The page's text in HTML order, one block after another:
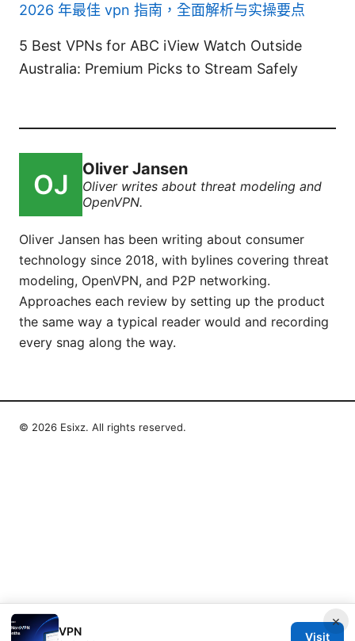
2026 年最佳 vpn 指南，全面解析与实操要点
5 Best VPNs for ABC iView Watch Outside
Australia: Premium Picks to Stream Safely
Oliver Jansen
Oliver writes about threat modeling and
OpenVPN.
Oliver Jansen has been writing about consumer
technology since 2018, with bylines covering threat
modeling, OpenVPN, and P2P networking.
Approaches each review by setting up the product
the same way a typical reader would and recording
every snag along the way.
×
VPN Visit
© 2026 Esixz. All rights reserved.